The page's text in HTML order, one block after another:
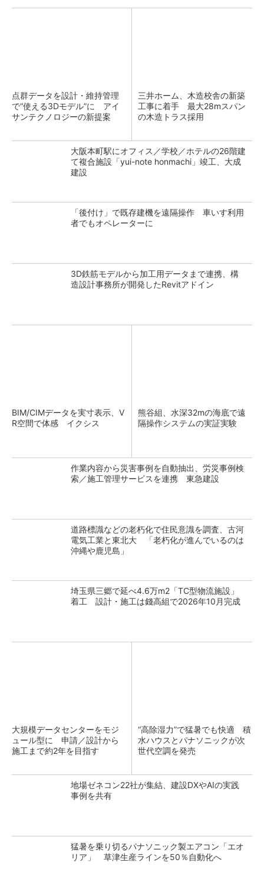
点群データを設計・維持管理
で“使える3Dモデル”に アイ
サンテクノロジーの新提案
三井ホーム、木造校舎の新築
工事に着手 最大28mスパン
の木造トラス採用
大阪本町駅にオフィス／学校／ホテルの26階建
て複合施設「yui-note honmachi」竣工、大成
建設
「後付け」で既存建機を遠隔操作 車いす利用
者でもオペレーターに
3D鉄筋モデルから加工用データまで連携、構
造設計事務所が開発したRevitアドイン
BIM/CIMデータを実寸表示、V
R空間で体感 イクシス
熊谷組、水深32mの海底で遠
隔操作システムの実証実験
作業内容から災害事例を自動抽出、労災事例検
索／施工管理サービスを連携 東急建設
道路標識などの老朽化で住民意識を調査、古河
電気工業と東北大 「老朽化が進んでいるのは
沖縄や鹿児島」
埼玉県三郷で延べ4.6万m2「TC型物流施設」
着工 設計・施工は錢高組で2026年10月完成
大規模データセンターをモジ
ュール型に 申請／設計から
施工まで約2年を目指す
“高除湿力”で猛暑でも快適 積
水ハウスとパナソニックが次
世代空調を発売
地場ゼネコン22社が集結、建設DXやAIの実践
事例を共有
猛暑を乗り切るパナソニック製エアコン「エオ
リア」 草津生産ラインを50％自動化へ